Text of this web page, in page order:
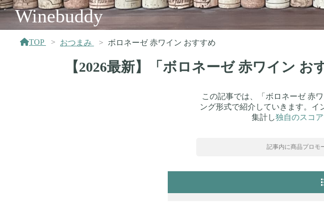
Winebuddy
TOP おつまみ ボロネーゼ 赤ワイン おすすめ
【2026最新】「ボロネーゼ 赤ワイン
この記事では、「ボロネーゼ 赤
ング形式で紹介していきます。イ
集計し独自のスコア
記事内に商品プロモ